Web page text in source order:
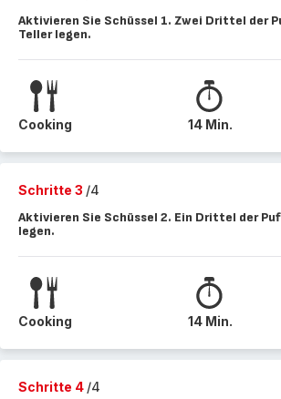
Aktivieren Sie Schüssel 1. Zwei Drittel der
Teller legen.
Cooking 14 Min.
Schritte 3 /4
Aktivieren Sie Schüssel 2. Ein Drittel der
legen.
Cooking 14 Min.
Schritte 4 /4